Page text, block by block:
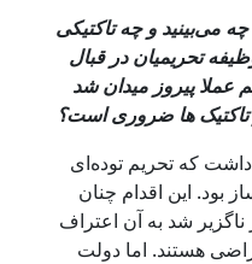
می‌بینید و چه تاکتیکی
تحریمیان در قبال
پیروز میدان شد
ها ضروری است؟
که تحریم توده‌ای
بود. این اقدام چنان
شد به آن اعتراف
هستند. اما دولت